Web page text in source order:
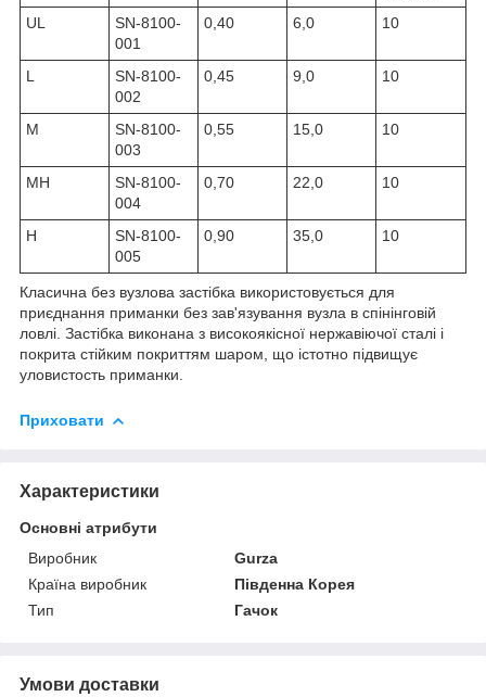
UL
SN-8100-
001
0,40 6,0 10
L
SN-8100-
002
0,45 9,0 10
M
SN-8100-
003
0,55 15,0 10
MH
SN-8100-
004
0,70 22,0 10
H
SN-8100-
005
0,90 35,0 10
Класична без вузлова застібка використовується для
приєднання приманки без зав'язування вузла в спінінговій
ловлі. Застібка виконана з високоякісної нержавіючої сталі і
покрита стійким покриттям шаром, що істотно підвищує
уловистость приманки.
Приховати
Характеристики
Основні атрибути
Виробник
Gurza
Країна виробник
Південна Корея
Тип
Гачок
Умови доставки